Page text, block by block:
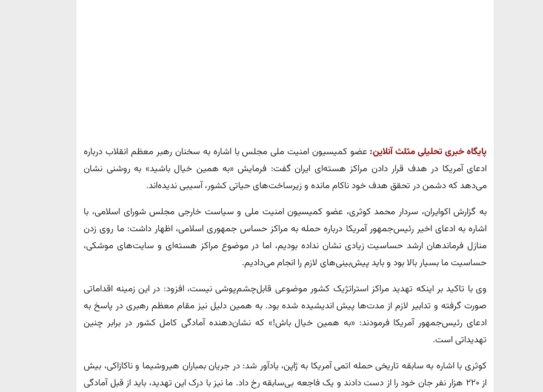
پایگاه خبری تحلیلی مثلث آنلاین: عضو کمیسیون امنیت ملی مجلس با اشاره به سخنان رهبر معظم انقلاب درباره
ادعای آمریکا در هدف قرار دادن مراکز هسته‌ای ایران گفت: فرمایش «به همین خیال باشید» به روشنی نشان
می‌دهد که دشمن در تحقق هدف خود ناکام مانده و زیرساخت‌های حیاتی کشور، آسیبی ندیده‌اند.
به گزارش اکوایران، سردار محمد کوثری، عضو کمیسیون امنیت ملی و سیاست خارجی مجلس شورای اسلامی، با
اشاره به ادعای اخیر رئیس‌جمهور آمریکا درباره حمله به مراکز حساس جمهوری اسلامی، اظهار داشت: ما روی زدن
منازل فرماندهان ارشد حساسیت زیادی نشان نداده بودیم، اما در موضوع مراکز هسته‌ای و سایت‌های موشکی،
حساسیت ما بسیار بالا بود و باید پیش‌بینی‌های لازم را انجام می‌دادیم.
وی با تاکید بر اینکه تهدید مراکز استراتژیک کشور موضوعی قابل‌چشم‌پوشی نیست، افزود: در این زمینه اقداماتی
صورت گرفته و تدابیر لازم از مدت‌ها پیش اندیشیده شده بود. به همین دلیل نیز مقام معظم رهبری در پاسخ به
ادعای رئیس‌جمهور آمریکا فرمودند: «به همین خیال باش!» که نشان‌دهنده آمادگی کامل کشور در برابر چنین
تهدیداتی است.
کوثری با اشاره به سابقه تاریخی حمله اتمی آمریکا به ژاپن، یادآور شد: در جریان بمباران هیروشیما و ناکازاکی، بیش
از ۲۲۰ هزار نفر جان خود را از دست دادند و یک فاجعه بی‌سابقه رخ داد. ما نیز با درک این تهدید، باید از قبل آمادگی